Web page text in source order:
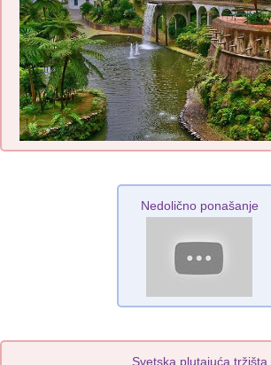
Nedolično ponašanje
Svetska plutajuća tržišta